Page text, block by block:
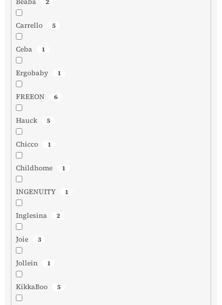
2
Carrello 5
Ceba 1
Ergobaby 1
FREEON 6
Hauck 5
Chicco 1
Childhome 1
INGENUITY 1
Inglesina 2
Joie 3
Jollein 1
KikkaBoo 5